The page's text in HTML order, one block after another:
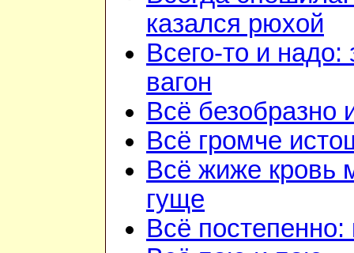
казался рюхой
Всего-то и надо:
вагон
Всё безобразно
Всё громче
Всё жиже кровь
гуще
Всё постепенно: